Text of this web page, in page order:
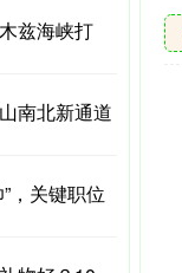
兹海峡打
南北新通道
，关键职位